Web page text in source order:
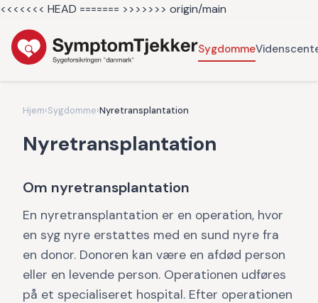
<<<<<<< HEAD ======= >>>>>>> origin/main
Sygdomme
Hjem›Sygdomme›Nyretransplantation
Nyretransplantation
Om nyretransplantation
En nyretransplantation er en operation, hvor
en syg nyre erstattes med en sund nyre fra
en donor. Donoren kan være en afdød person
eller en levende person. Operationen udføres
på et specialiseret hospital. Efter operationen